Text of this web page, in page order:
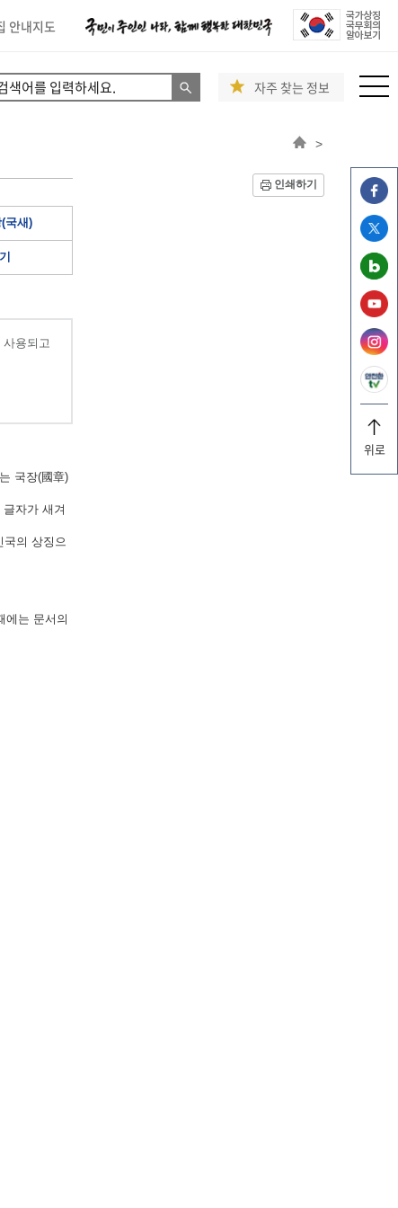
안내지도
위로
자주 찾는 정보
>
인쇄하기
국새)
용되고
국장(國章)
자가 새겨
국의 상징으
에는 문서의